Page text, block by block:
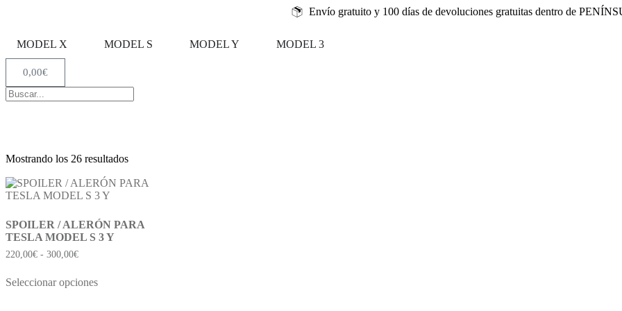
Envío gratuito y 100 días de devoluciones gratuitas dentro de
MODEL X MODEL S MODEL Y MODEL 3
0,00€
Mostrando los 26 resultados
SPOILER / ALERÓN PARA
TESLA MODEL S 3 Y
220,00€ - 300,00€
Seleccionar opciones